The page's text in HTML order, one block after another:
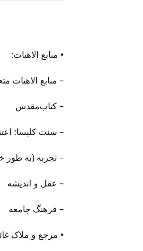
• منابع الاهیات:
– منابع الاهیات
– کتاب‌مقدس
– سنت کلیسا:
– تجربه (به
– عقل و اندیشه
– فرهنگ جامعه
• مرجع و ملاک